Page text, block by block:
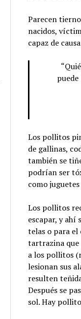
Parecen
nacidos,
capaz de
Los pollitos
de gallinas,
también se
podrían ser
como
Los pollitos
escapar, y
telas o para
tartrazina que
a los pollitos
lesionan sus
resulten
Después se
sol. Hay